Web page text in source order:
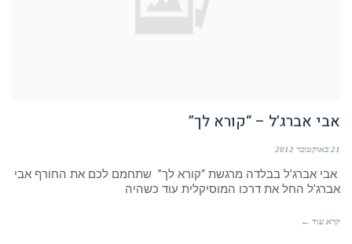
אבי אברג’ל – “קורא לך”
21 באוקטובר 2012
אבי אברג’ל בבלדה מרגשת “קורא לך” שתחמם לכם את החורף אבי
אברג’ל החל את דרכו המוסיקלית עוד כשהיה
קרא עוד ←